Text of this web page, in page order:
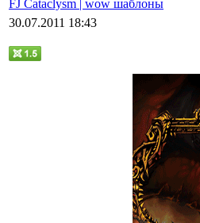
FJ Cataclysm | wow шаблоны
30.07.2011 18:43